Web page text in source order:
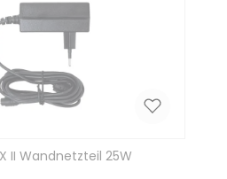
II Wandnetzteil 25W